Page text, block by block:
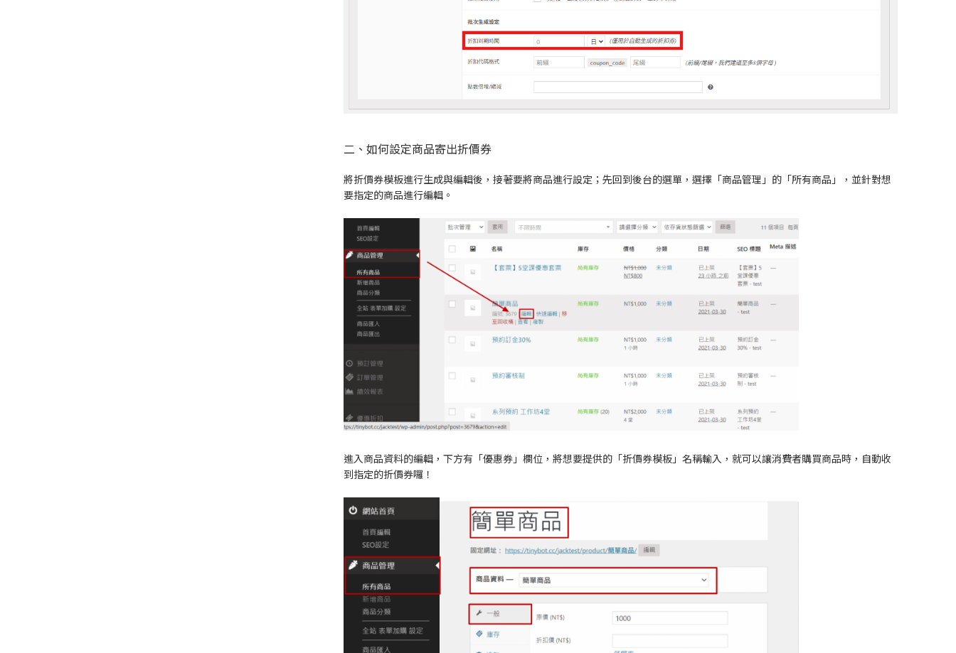
二、如何設定商品寄出折價券
將折價券模板進行生成與編輯後，接著要將商品進行設定；先回到後台的選單，選擇「商品管理」的「所有商品」，並針對想
要指定的商品進行編輯。
進入商品資料的編輯，下方有「優惠券」欄位，將想要提供的「折價券模板」名稱輸入，就可以讓消費者購買商品時，自動收
到指定的折價券囉！